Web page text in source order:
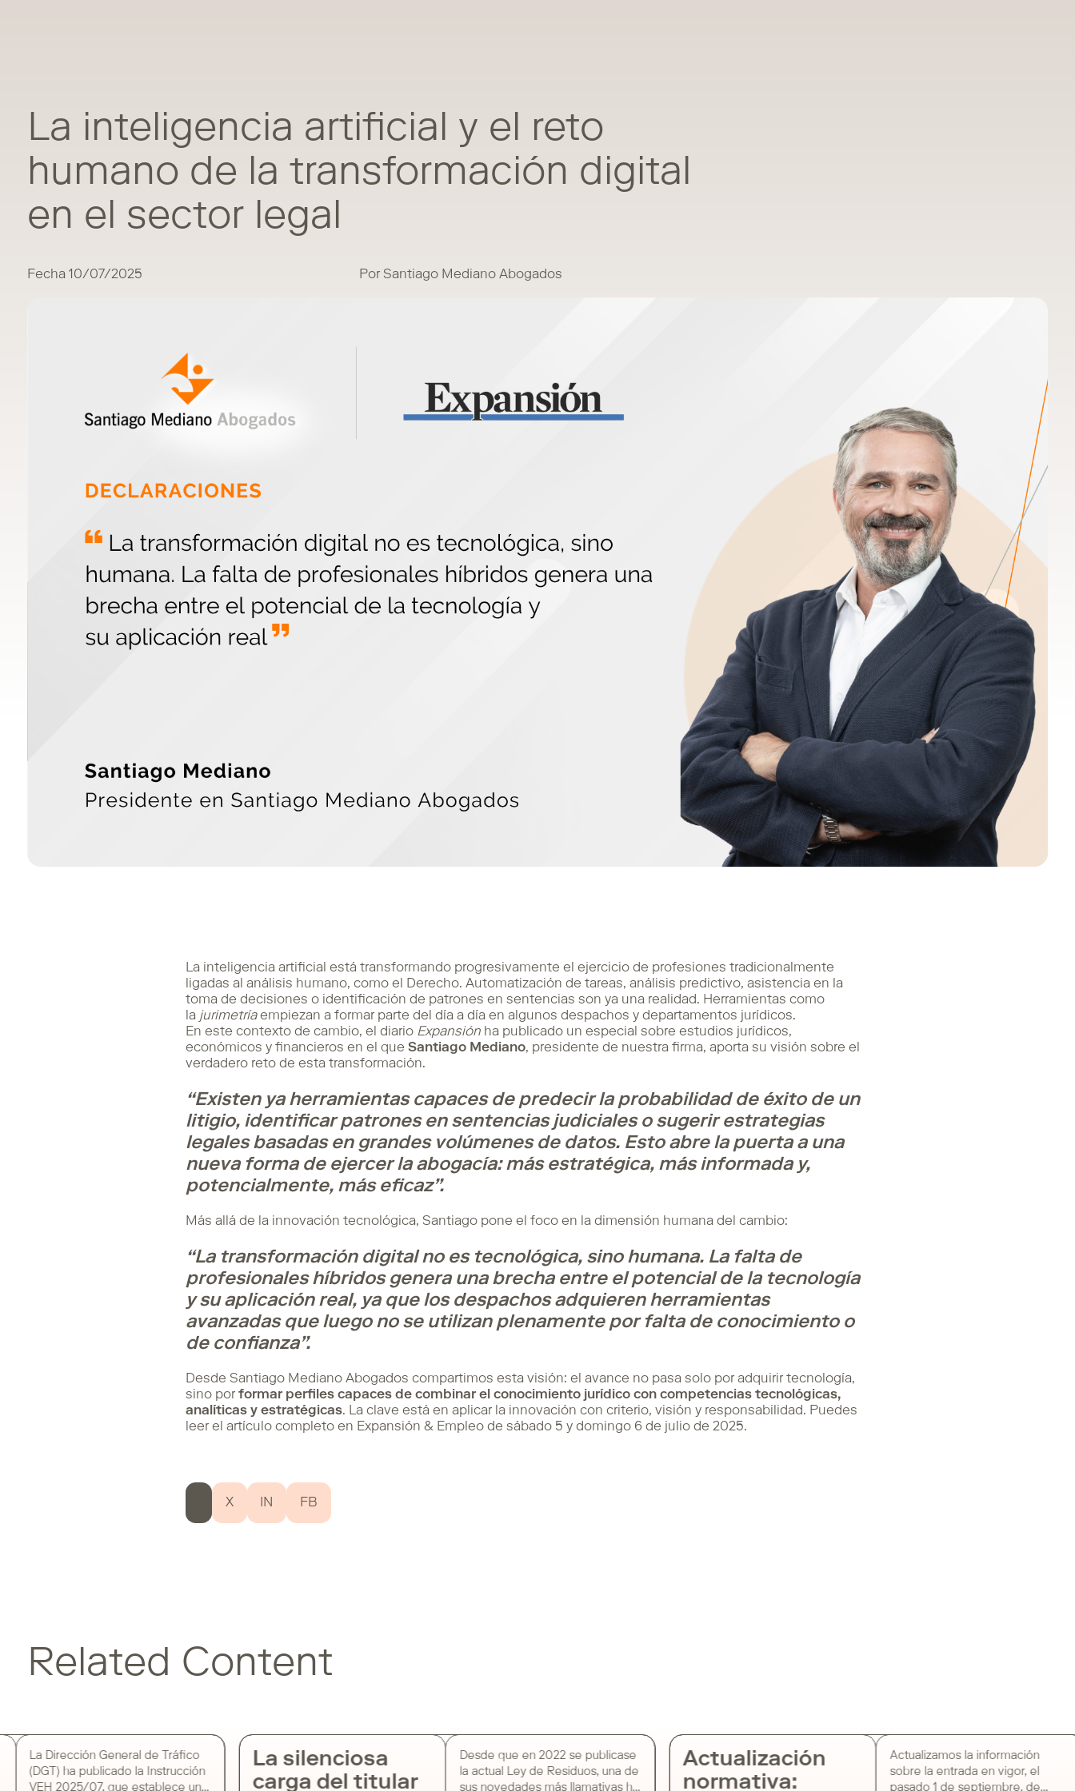
La inteligencia artificial y el reto
humano de la transformación digital
en el sector legal
Fecha 10/07/2025 Por Santiago Mediano Abogados
La inteligencia artificial está transformando progresivamente el ejercicio de profesiones tradicionalmente
ligadas al análisis humano, como el Derecho. Automatización de tareas, análisis predictivo, asistencia en la
toma de decisiones o identificación de patrones en sentencias son ya una realidad. Herramientas como
la jurimetríaempiezan a formar parte del día a día en algunos despachos y departamentos jurídicos.
En este contexto de cambio, el diario Expansiónha publicado un especial sobre estudios jurídicos,
económicos y financieros en el que Santiago Mediano, presidente de nuestra firma, aporta su visión sobre el
verdadero reto de esta transformación.
“Existen ya herramientas capaces de predecir la probabilidad de éxito de un
litigio, identificar patrones en sentencias judiciales o sugerir estrategias
legales basadas en grandes volúmenes de datos. Esto abre la puerta a una
nueva forma de ejercer la abogacía: más estratégica, más informada y,
potencialmente, más eficaz”.
Más allá de la innovación tecnológica, Santiago pone el foco en la dimensión humana del cambio:
“La transformación digital no es tecnológica, sino humana. La falta de
profesionales híbridos genera una brecha entre el potencial de la tecnología
y su aplicación real, ya que los despachos adquieren herramientas
avanzadas que luego no se utilizan plenamente por falta de conocimiento o
de confianza”.
Desde Santiago Mediano Abogados compartimos esta visión: el avance no pasa solo por adquirir tecnología,
sino por formar perfiles capaces de combinar el conocimiento jurídico con competencias tecnológicas,
analíticas y estratégicas. La clave está en aplicar la innovación con criterio, visión y responsabilidad. Puedes
leer el artículo completo en Expansión & Empleo de sábado 5 y domingo 6 de julio de 2025.
X IN FB
Related Content
La Dirección General de Tráfico
(DGT) ha publicado la Instrucción
VEH 2025/07, que establece un
La silenciosa
carga del titular
Desde que en 2022 se publicase
la actual Ley de Residuos, una de
sus novedades más llamativas ha
Actualización
normativa:
Actualizamos la información
sobre la entrada en vigor, el
pasado 1 de septiembre, de